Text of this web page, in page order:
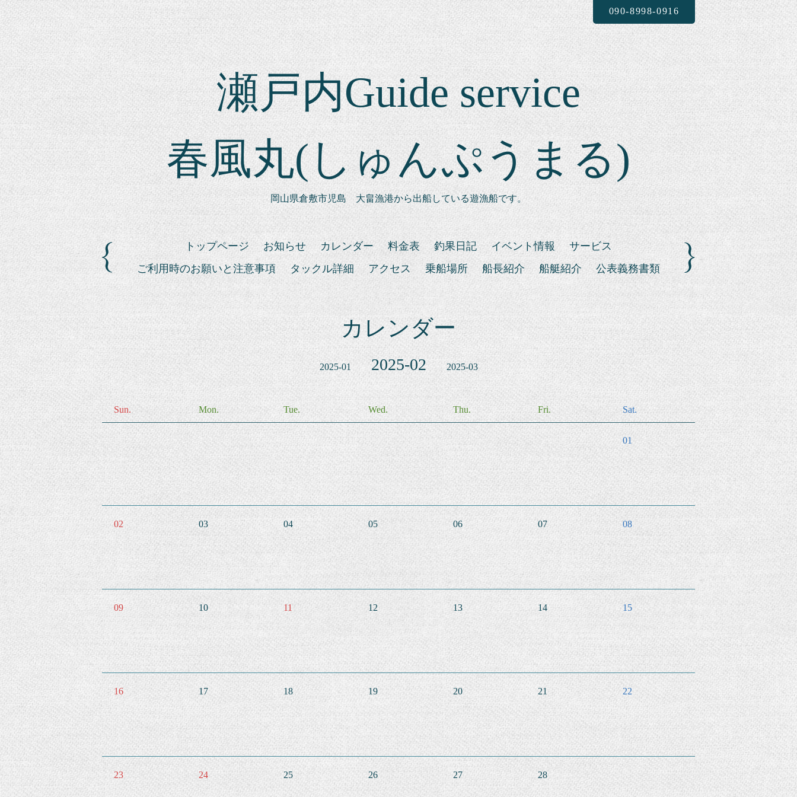
瀬戸内Guide service
春風丸(しゅんぷうまる)
岡山県倉敷市児島 大畠漁港から出船している遊漁船です。
090-8998-0916
トップページ お知らせ カレンダー 料金表 釣果日記 イベント情報
サービス
ご利用時のお願いと注意事項
タックル詳細 アクセス 乗船場所 船長紹介 船艇紹介 公表義務書類
カレンダー
2025-01 2025-02 2025-03
Sun. Mon. Tue. Wed. Thu. Fri. Sat.
01
02 03 04 05 06 07 08
09 10 11 12 13 14 15
16 17 18 19 20 21 22
23 24 25 26 27 28